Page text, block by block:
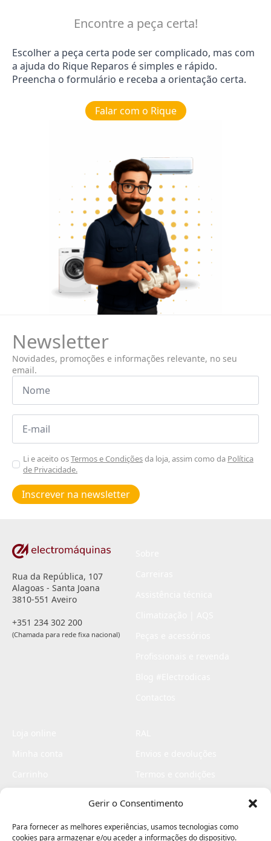
Gerir o Consentimento
Para fornecer as melhores experiências, usamos tecnologias como
cookies para armazenar e/ou aceder a informações do dispositivo.
Encontre a peça certa!
Escolher a peça certa pode ser complicado, mas com
a ajuda do Rique Reparos é simples e rápido.
Preencha o formulário e receba a orientação certa.
Falar com o Rique
Newsletter
Novidades, promoções e informações relevante, no seu
email.
Nome
Email
Aceitar
Poiticas
de
privacidade
Li e aceito osTermos e Condiçõesda loja, assim como da Política
de Privacidade.
Inscrever na newsletter
Rua da República, 107
Alagoas - Santa Joana
3810-551 Aveiro
+351 234 302 200
(Chamada para rede fixa nacional)
Livro de elogios